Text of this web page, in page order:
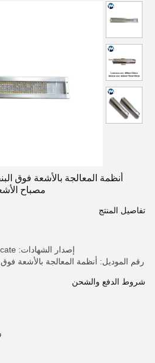
مصباح
تفاصيل المنتج
إصدار الشهادات: High-tech Enterprise Certificate
رقم الموديل: أنظمة المعالجة بالأشعة فوق
شروط الدفع والشحن